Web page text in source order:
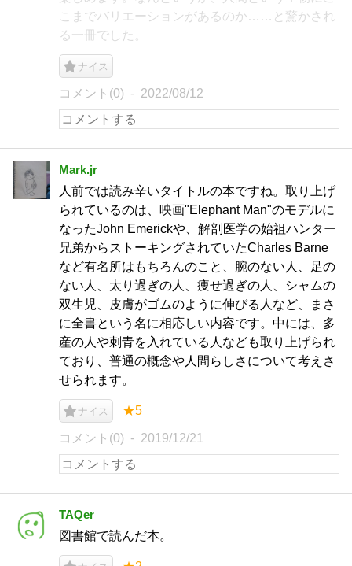
こまでバリエーションがあるのか……と驚かされ
る一冊でした。
ナイス
コメント(0) 2022/08/12
Mark.jr
人前では読み辛いタイトルの本ですね。取り上げ
られているのは、映画"Elephant Man"のモデルに
なったJohn Emerickや、解剖医学の始祖ハンター
兄弟からストーキングされていたCharles Barne
など有名所はもちろんのこと、腕のない人、足の
ない人、太り過ぎの人、痩せ過ぎの人、シャムの
双生児、皮膚がゴムのように伸びる人など、まさ
に全書という名に相応しい内容です。中には、多
産の人や刺青を入れている人なども取り上げられ
ており、普通の概念や人間らしさについて考えさ
せられます。
ナイス ★5
コメント(0) 2019/12/21
TAQer
図書館で読んだ本。